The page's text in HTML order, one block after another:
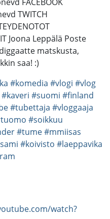
TWITCH
Joona Leppälä Poste
matskusta,
saa! :)
#komedia #vlogi #vlog
#kaveri #suomi #finland
#tubettaja #vloggaaja
#soikkuu
#tume#mmiisas
#koivisto #laeppavika
watch?